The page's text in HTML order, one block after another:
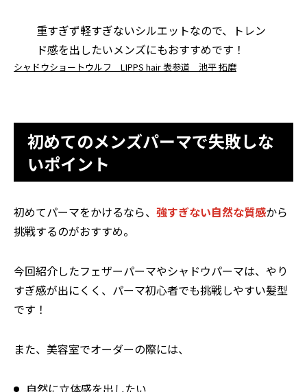
重すぎず軽すぎないシルエットなので、トレン
ド感を出したいメンズにもおすすめです！
シャドウショートウルフ LIPPS hair 表参道 池平 拓磨
初めてのメンズパーマで失敗しな
いポイント
初めてパーマをかけるなら、 強すぎない自然な質感から
挑戦するのがおすすめ。
今回紹介したフェザーパーマやシャドウパーマは、やり
すぎ感が出にくく、パーマ初心者でも挑戦しやすい髪型
です！
また、美容室でオーダーの際には、